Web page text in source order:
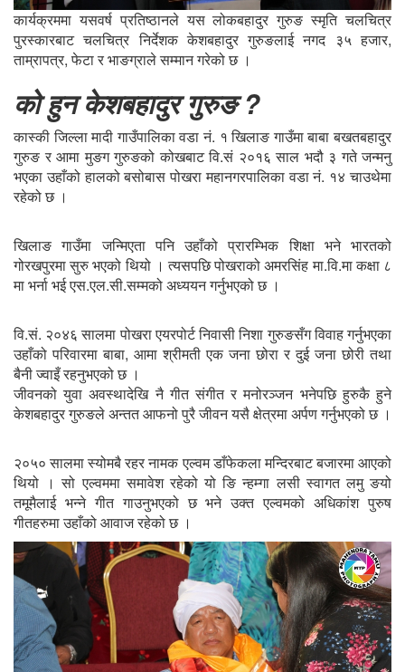
कार्यक्रममा यसवर्ष प्रतिष्ठानले यस लोकबहादुर गुरुङ स्मृति चलचित्र
पुरस्कारबाट चलचित्र निर्देशक केशबहादुर गुरुङलाई नगद ३५ हजार,
ताम्रापत्र, फेटा र भाङग्राले सम्मान गरेको छ ।
को हुन केशबहादुर गुरुङ ?
कास्की जिल्ला मादी गाउँपालिका वडा नं. १ खिलाङ गाउँमा बाबा बखतबहादुर
गुरुङ र आमा मुङग गुरुङको कोखबाट वि.सं २०१६ साल भदौ ३ गते जन्मनु
भएका उहाँको हालको बसोबास पोखरा महानगरपालिका वडा नं. १४ चाउथेमा
रहेको छ ।
खिलाङ गाउँमा जन्मिएता पनि उहाँको प्रारम्भिक शिक्षा भने भारतको
गोरखपुरमा सुरु भएको थियो । त्यसपछि पोखराको अमरसिंह मा.वि.मा कक्षा ८
मा भर्ना भई एस.एल.सी.सम्मको अध्ययन गर्नुभएको छ ।
वि.सं. २०४६ सालमा पोखरा एयरपोर्ट निवासी निशा गुरुङसँग विवाह गर्नुभएका
उहाँको परिवारमा बाबा, आमा श्रीमती एक जना छोरा र दुई जना छोरी तथा
बैनी ज्वाइँ रहनुभएको छ ।
जीवनको युवा अवस्थादेखि नै गीत संगीत र मनोरञ्जन भनेपछि हुरुकै हुने
केशबहादुर गुरुङले अन्तत आफनो पुरै जीवन यसै क्षेत्रमा अर्पण गर्नुभएको छ ।
२०५० सालमा स्योमबै रहर नामक एल्वम डाँफेकला मन्दिरबाट बजारमा आएको
थियो । सो एल्वममा समावेश रहेको यो ङि न्हम्गा लसी स्वागत लमु ङयो
तमूमैलाई भन्ने गीत गाउनुभएको छ भने उक्त एल्वमको अधिकांश पुरुष
गीतहरुमा उहाँको आवाज रहेको छ ।